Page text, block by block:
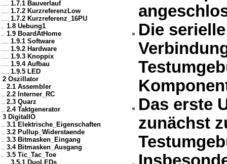
.... 1.7.1 Bauverlauf
.... 1.7.2 KurzreferenzLow
.... 1.7.2 Kurzreferenz_16PU
.. 1.8 Uebung1
.. 1.9 BoardAtHome
.... 1.9.1 Software
.... 1.9.2 Hardware
.... 1.9.3 Knoppix
.... 1.9.4 Aufbau
.... 1.9.5 LED
2 Oszillator
.. 2.1 Assembler
.. 2.2 Interner_RC
.. 2.3 Quarz
.. 2.4 Taktgenerator
3 DigitalIO
.. 3.1 Elektrische_Eigenschaften
.. 3.2 Pullup_Widerstaende
.. 3.3 Bitmasken_Eingang
.. 3.4 Bitmasken_Ausgang
.. 3.5 Tic_Tac_Toe
.... 3.5.1 DuoLEDs
Die
Das erste
zunächst